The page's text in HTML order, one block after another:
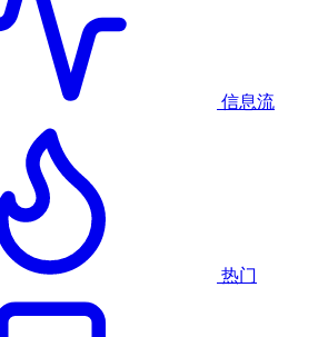
信息流
热门